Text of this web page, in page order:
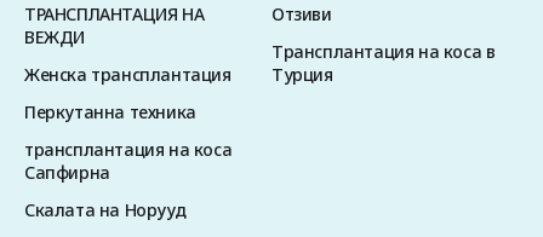
ТРАНСПЛАНТАЦИЯ НА
ВЕЖДИ
Женска трансплантация
Перкутанна техника
трансплантация на коса
Сапфирна
Скалата на Норууд
Отзиви
Трансплантация на коса в
Турция